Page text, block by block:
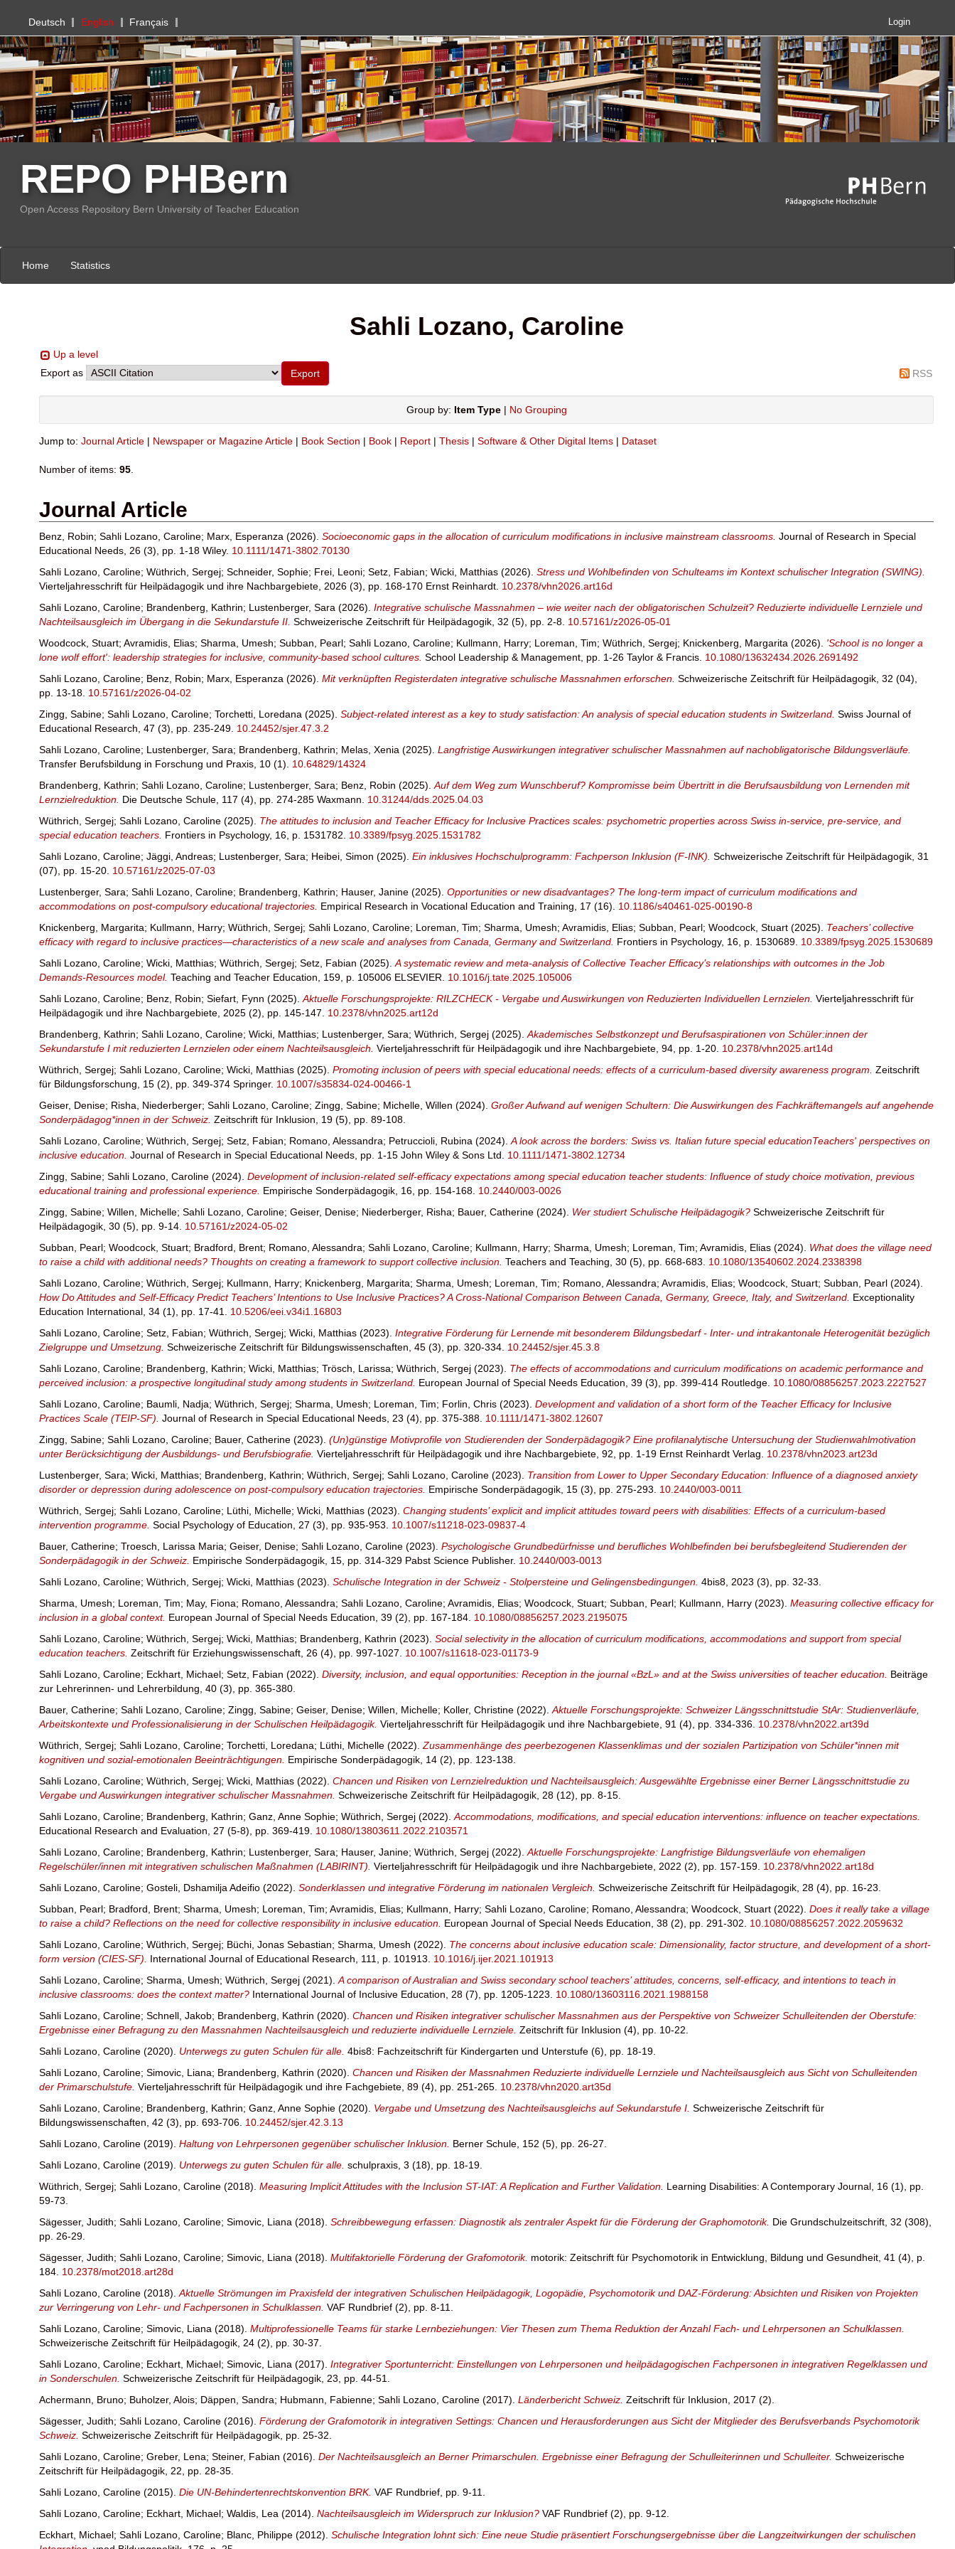
PHBern
Deutsch English Français Login
REPO PHBern
Open Access Repository Bern University of Teacher Education
Home Statistics
Sahli Lozano, Caroline
Up a level
Export as
RSS
Group by: Item Type| No Grouping
Jump to: Journal Article | Newspaper or Magazine Article | Book Section | Book | Report | Thesis | Software & Other Digital Items | Dataset
Number of items: 95.
Journal Article
Benz, Robin; Sahli Lozano, Caroline; Marx, Esperanza (2026). Socioeconomic gaps in the allocation of curriculum modifications in inclusive mainstream classrooms. Journal of Research in Special
Educational Needs, 26 (3), pp. 1-18 Wiley. 10.1111/1471-3802.70130
Sahli Lozano, Caroline; Wüthrich, Sergej; Schneider, Sophie; Frei, Leoni; Setz, Fabian; Wicki, Matthias (2026). Stress und Wohlbefinden von Schulteams im Kontext schulischer Integration (SWING).
Vierteljahresschrift für Heilpädagogik und ihre Nachbargebiete, 2026 (3), pp. 168-170 Ernst Reinhardt. 10.2378/vhn2026.art16d
Sahli Lozano, Caroline; Brandenberg, Kathrin; Lustenberger, Sara (2026). Integrative schulische Massnahmen – wie weiter nach der obligatorischen Schulzeit? Reduzierte individuelle Lernziele und
Nachteilsausgleich im Übergang in die Sekundarstufe II. Schweizerische Zeitschrift für Heilpädagogik, 32 (5), pp. 2-8. 10.57161/z2026-05-01
Woodcock, Stuart; Avramidis, Elias; Sharma, Umesh; Subban, Pearl; Sahli Lozano, Caroline; Kullmann, Harry; Loreman, Tim; Wüthrich, Sergej; Knickenberg, Margarita (2026). 'School is no longer a
lone wolf effort': leadership strategies for inclusive, community-based school cultures. School Leadership & Management, pp. 1-26 Taylor & Francis. 10.1080/13632434.2026.2691492
Sahli Lozano, Caroline; Benz, Robin; Marx, Esperanza (2026). Mit verknüpften Registerdaten integrative schulische Massnahmen erforschen. Schweizerische Zeitschrift für Heilpädagogik, 32 (04),
pp. 13-18. 10.57161/z2026-04-02
Zingg, Sabine; Sahli Lozano, Caroline; Torchetti, Loredana (2025). Subject-related interest as a key to study satisfaction: An analysis of special education students in Switzerland. Swiss Journal of
Educational Research, 47 (3), pp. 235-249. 10.24452/sjer.47.3.2
Sahli Lozano, Caroline; Lustenberger, Sara; Brandenberg, Kathrin; Melas, Xenia (2025). Langfristige Auswirkungen integrativer schulischer Massnahmen auf nachobligatorische Bildungsverläufe.
Transfer Berufsbildung in Forschung und Praxis, 10 (1). 10.64829/14324
Brandenberg, Kathrin; Sahli Lozano, Caroline; Lustenberger, Sara; Benz, Robin (2025).Auf dem Weg zum Wunschberuf? Kompromisse beim Übertritt in die Berufsausbildung von Lernenden mit
Lernzielreduktion. Die Deutsche Schule, 117 (4), pp. 274-285 Waxmann. 10.31244/dds.2025.04.03
Wüthrich, Sergej; Sahli Lozano, Caroline (2025). The attitudes to inclusion and Teacher Efficacy for Inclusive Practices scales: psychometric properties across Swiss in-service, pre-service, and
special education teachers. Frontiers in Psychology, 16, p. 1531782. 10.3389/fpsyg.2025.1531782
Sahli Lozano, Caroline; Jäggi, Andreas; Lustenberger, Sara; Heibei, Simon (2025). Ein inklusives Hochschulprogramm: Fachperson Inklusion (F-INK). Schweizerische Zeitschrift für Heilpädagogik, 31
(07), pp. 15-20. 10.57161/z2025-07-03
Lustenberger, Sara; Sahli Lozano, Caroline; Brandenberg, Kathrin; Hauser, Janine (2025). Opportunities or new disadvantages? The long-term impact of curriculum modifications and
accommodations on post-compulsory educational trajectories. Empirical Research in Vocational Education and Training, 17 (16). 10.1186/s40461-025-00190-8
Knickenberg, Margarita; Kullmann, Harry; Wüthrich, Sergej; Sahli Lozano, Caroline; Loreman, Tim; Sharma, Umesh; Avramidis, Elias; Subban, Pearl; Woodcock, Stuart (2025). Teachers’ collective
efficacy with regard to inclusive practices—characteristics of a new scale and analyses from Canada, Germany and Switzerland. Frontiers in Psychology, 16, p. 1530689. 10.3389/fpsyg.2025.1530689
Sahli Lozano, Caroline; Wicki, Matthias; Wüthrich, Sergej; Setz, Fabian (2025).A systematic review and meta-analysis of Collective Teacher Efficacy’s relationships with outcomes in the Job
Demands-Resources model. Teaching and Teacher Education, 159, p. 105006 ELSEVIER. 10.1016/j.tate.2025.105006
Sahli Lozano, Caroline; Benz, Robin; Siefart, Fynn (2025).Aktuelle Forschungsprojekte: RILZCHECK - Vergabe und Auswirkungen von Reduzierten Individuellen Lernzielen. Vierteljahresschrift für
Heilpädagogik und ihre Nachbargebiete, 2025 (2), pp. 145-147. 10.2378/vhn2025.art12d
Brandenberg, Kathrin; Sahli Lozano, Caroline; Wicki, Matthias; Lustenberger, Sara; Wüthrich, Sergej (2025).Akademisches Selbstkonzept und Berufsaspirationen von Schüler:innen der
Sekundarstufe I mit reduzierten Lernzielen oder einem Nachteilsausgleich. Vierteljahresschrift für Heilpädagogik und ihre Nachbargebiete, 94, pp. 1-20. 10.2378/vhn2025.art14d
Wüthrich, Sergej; Sahli Lozano, Caroline; Wicki, Matthias (2025). Promoting inclusion of peers with special educational needs: effects of a curriculum-based diversity awareness program. Zeitschrift
für Bildungsforschung, 15 (2), pp. 349-374 Springer. 10.1007/s35834-024-00466-1
Geiser, Denise; Risha, Niederberger; Sahli Lozano, Caroline; Zingg, Sabine; Michelle, Willen (2024). Großer Aufwand auf wenigen Schultern: Die Auswirkungen des Fachkräftemangels auf angehende
Sonderpädagog*innen in der Schweiz. Zeitschrift für Inklusion, 19 (5), pp. 89-108.
Sahli Lozano, Caroline; Wüthrich, Sergej; Setz, Fabian; Romano, Alessandra; Petruccioli, Rubina (2024).A look across the borders: Swiss vs. Italian future special educationTeachers' perspectives on
inclusive education. Journal of Research in Special Educational Needs, pp. 1-15 John Wiley & Sons Ltd. 10.1111/1471-3802.12734
Zingg, Sabine; Sahli Lozano, Caroline (2024). Development of inclusion-related self-efficacy expectations among special education teacher students: Influence of study choice motivation, previous
educational training and professional experience. Empirische Sonderpädagogik, 16, pp. 154-168. 10.2440/003-0026
Zingg, Sabine; Willen, Michelle; Sahli Lozano, Caroline; Geiser, Denise; Niederberger, Risha; Bauer, Catherine (2024). Wer studiert Schulische Heilpädagogik? Schweizerische Zeitschrift für
Heilpädagogik, 30 (5), pp. 9-14. 10.57161/z2024-05-02
Subban, Pearl; Woodcock, Stuart; Bradford, Brent; Romano, Alessandra; Sahli Lozano, Caroline; Kullmann, Harry; Sharma, Umesh; Loreman, Tim; Avramidis, Elias (2024). What does the village need
to raise a child with additional needs? Thoughts on creating a framework to support collective inclusion. Teachers and Teaching, 30 (5), pp. 668-683. 10.1080/13540602.2024.2338398
Sahli Lozano, Caroline; Wüthrich, Sergej; Kullmann, Harry; Knickenberg, Margarita; Sharma, Umesh; Loreman, Tim; Romano, Alessandra; Avramidis, Elias; Woodcock, Stuart; Subban, Pearl (2024).
How Do Attitudes and Self-Efficacy Predict Teachers’ Intentions to Use Inclusive Practices? A Cross-National Comparison Between Canada, Germany, Greece, Italy, and Switzerland. Exceptionality
Education International, 34 (1), pp. 17-41. 10.5206/eei.v34i1.16803
Sahli Lozano, Caroline; Setz, Fabian; Wüthrich, Sergej; Wicki, Matthias (2023). Integrative Förderung für Lernende mit besonderem Bildungsbedarf - Inter- und intrakantonale Heterogenität bezüglich
Zielgruppe und Umsetzung. Schweizerische Zeitschrift für Bildungswissenschaften, 45 (3), pp. 320-334. 10.24452/sjer.45.3.8
Sahli Lozano, Caroline; Brandenberg, Kathrin; Wicki, Matthias; Trösch, Larissa; Wüthrich, Sergej (2023). The effects of accommodations and curriculum modifications on academic performance and
perceived inclusion: a prospective longitudinal study among students in Switzerland. European Journal of Special Needs Education, 39 (3), pp. 399-414 Routledge. 10.1080/08856257.2023.2227527
Sahli Lozano, Caroline; Baumli, Nadja; Wüthrich, Sergej; Sharma, Umesh; Loreman, Tim; Forlin, Chris (2023). Development and validation of a short form of the Teacher Efficacy for Inclusive
Practices Scale (TEIP-SF). Journal of Research in Special Educational Needs, 23 (4), pp. 375-388. 10.1111/1471-3802.12607
Zingg, Sabine; Sahli Lozano, Caroline; Bauer, Catherine (2023). (Un)günstige Motivprofile von Studierenden der Sonderpädagogik? Eine profilanalytische Untersuchung der Studienwahlmotivation
unter Berücksichtigung der Ausbildungs- und Berufsbiografie. Vierteljahresschrift für Heilpädagogik und ihre Nachbargebiete, 92, pp. 1-19 Ernst Reinhardt Verlag. 10.2378/vhn2023.art23d
Lustenberger, Sara; Wicki, Matthias; Brandenberg, Kathrin; Wüthrich, Sergej; Sahli Lozano, Caroline (2023). Transition from Lower to Upper Secondary Education: Influence of a diagnosed anxiety
disorder or depression during adolescence on post-compulsory education trajectories. Empirische Sonderpädagogik, 15 (3), pp. 275-293. 10.2440/003-0011
Wüthrich, Sergej; Sahli Lozano, Caroline; Lüthi, Michelle; Wicki, Matthias (2023). Changing students’ explicit and implicit attitudes toward peers with disabilities: Effects of a curriculum-based
intervention programme. Social Psychology of Education, 27 (3), pp. 935-953. 10.1007/s11218-023-09837-4
Bauer, Catherine; Troesch, Larissa Maria; Geiser, Denise; Sahli Lozano, Caroline (2023). Psychologische Grundbedürfnisse und berufliches Wohlbefinden bei berufsbegleitend Studierenden der
Sonderpädagogik in der Schweiz. Empirische Sonderpädagogik, 15, pp. 314-329 Pabst Science Publisher. 10.2440/003-0013
Sahli Lozano, Caroline; Wüthrich, Sergej; Wicki, Matthias (2023). Schulische Integration in der Schweiz - Stolpersteine und Gelingensbedingungen. 4bis8, 2023 (3), pp. 32-33.
Sharma, Umesh; Loreman, Tim; May, Fiona; Romano, Alessandra; Sahli Lozano, Caroline; Avramidis, Elias; Woodcock, Stuart; Subban, Pearl; Kullmann, Harry (2023). Measuring collective efficacy for
inclusion in a global context. European Journal of Special Needs Education, 39 (2), pp. 167-184. 10.1080/08856257.2023.2195075
Sahli Lozano, Caroline; Wüthrich, Sergej; Wicki, Matthias; Brandenberg, Kathrin (2023). Social selectivity in the allocation of curriculum modifications, accommodations and support from special
education teachers. Zeitschrift für Erziehungswissenschaft, 26 (4), pp. 997-1027. 10.1007/s11618-023-01173-9
Sahli Lozano, Caroline; Eckhart, Michael; Setz, Fabian (2022). Diversity, inclusion, and equal opportunities: Reception in the journal «BzL» and at the Swiss universities of teacher education. Beiträge
zur Lehrerinnen- und Lehrerbildung, 40 (3), pp. 365-380.
Bauer, Catherine; Sahli Lozano, Caroline; Zingg, Sabine; Geiser, Denise; Willen, Michelle; Koller, Christine (2022).Aktuelle Forschungsprojekte: Schweizer Längsschnittstudie StAr: Studienverläufe,
Arbeitskontexte und Professionalisierung in der Schulischen Heilpädagogik. Vierteljahresschrift für Heilpädagogik und ihre Nachbargebiete, 91 (4), pp. 334-336. 10.2378/vhn2022.art39d
Wüthrich, Sergej; Sahli Lozano, Caroline; Torchetti, Loredana; Lüthi, Michelle (2022).Zusammenhänge des peerbezogenen Klassenklimas und der sozialen Partizipation von Schüler*innen mit
kognitiven und sozial-emotionalen Beeinträchtigungen. Empirische Sonderpädagogik, 14 (2), pp. 123-138.
Sahli Lozano, Caroline; Wüthrich, Sergej; Wicki, Matthias (2022). Chancen und Risiken von Lernzielreduktion und Nachteilsausgleich: Ausgewählte Ergebnisse einer Berner Längsschnittstudie zu
Vergabe und Auswirkungen integrativer schulischer Massnahmen. Schweizerische Zeitschrift für Heilpädagogik, 28 (12), pp. 8-15.
Sahli Lozano, Caroline; Brandenberg, Kathrin; Ganz, Anne Sophie; Wüthrich, Sergej (2022).Accommodations, modifications, and special education interventions: influence on teacher expectations.
Educational Research and Evaluation, 27 (5-8), pp. 369-419. 10.1080/13803611.2022.2103571
Sahli Lozano, Caroline; Brandenberg, Kathrin; Lustenberger, Sara; Hauser, Janine; Wüthrich, Sergej (2022).Aktuelle Forschungsprojekte: Langfristige Bildungsverläufe von ehemaligen
Regelschüler/innen mit integrativen schulischen Maßnahmen (LABIRINT). Vierteljahresschrift für Heilpädagogik und ihre Nachbargebiete, 2022 (2), pp. 157-159. 10.2378/vhn2022.art18d
Sahli Lozano, Caroline; Gosteli, Dshamilja Adeifio (2022). Sonderklassen und integrative Förderung im nationalen Vergleich. Schweizerische Zeitschrift für Heilpädagogik, 28 (4), pp. 16-23.
Subban, Pearl; Bradford, Brent; Sharma, Umesh; Loreman, Tim; Avramidis, Elias; Kullmann, Harry; Sahli Lozano, Caroline; Romano, Alessandra; Woodcock, Stuart (2022). Does it really take a village
to raise a child? Reflections on the need for collective responsibility in inclusive education. European Journal of Special Needs Education, 38 (2), pp. 291-302. 10.1080/08856257.2022.2059632
Sahli Lozano, Caroline; Wüthrich, Sergej; Büchi, Jonas Sebastian; Sharma, Umesh (2022). The concerns about inclusive education scale: Dimensionality, factor structure, and development of a short-
form version (CIES-SF). International Journal of Educational Research, 111, p. 101913. 10.1016/j.ijer.2021.101913
Sahli Lozano, Caroline; Sharma, Umesh; Wüthrich, Sergej (2021).A comparison of Australian and Swiss secondary school teachers’ attitudes, concerns, self-efficacy, and intentions to teach in
inclusive classrooms: does the context matter? International Journal of Inclusive Education, 28 (7), pp. 1205-1223. 10.1080/13603116.2021.1988158
Sahli Lozano, Caroline; Schnell, Jakob; Brandenberg, Kathrin (2020). Chancen und Risiken integrativer schulischer Massnahmen aus der Perspektive von Schweizer Schulleitenden der Oberstufe:
Ergebnisse einer Befragung zu den Massnahmen Nachteilsausgleich und reduzierte individuelle Lernziele. Zeitschrift für Inklusion (4), pp. 10-22.
Sahli Lozano, Caroline (2020). Unterwegs zu guten Schulen für alle. 4bis8: Fachzeitschrift für Kindergarten und Unterstufe (6), pp. 18-19.
Sahli Lozano, Caroline; Simovic, Liana; Brandenberg, Kathrin (2020). Chancen und Risiken der Massnahmen Reduzierte individuelle Lernziele und Nachteilsausgleich aus Sicht von Schulleitenden
der Primarschulstufe. Vierteljahresschrift für Heilpädagogik und ihre Fachgebiete, 89 (4), pp. 251-265. 10.2378/vhn2020.art35d
Sahli Lozano, Caroline; Brandenberg, Kathrin; Ganz, Anne Sophie (2020). Vergabe und Umsetzung des Nachteilsausgleichs auf Sekundarstufe I. Schweizerische Zeitschrift für
Bildungswissenschaften, 42 (3), pp. 693-706. 10.24452/sjer.42.3.13
Sahli Lozano, Caroline (2019). Haltung von Lehrpersonen gegenüber schulischer Inklusion. Berner Schule, 152 (5), pp. 26-27.
Sahli Lozano, Caroline (2019). Unterwegs zu guten Schulen für alle. schulpraxis, 3 (18), pp. 18-19.
Wüthrich, Sergej; Sahli Lozano, Caroline (2018). Measuring Implicit Attitudes with the Inclusion ST-IAT: A Replication and Further Validation. Learning Disabilities: A Contemporary Journal, 16 (1), pp.
59-73.
Sägesser, Judith; Sahli Lozano, Caroline; Simovic, Liana (2018). Schreibbewegung erfassen: Diagnostik als zentraler Aspekt für die Förderung der Graphomotorik. Die Grundschulzeitschrift, 32 (308),
pp. 26-29.
Sägesser, Judith; Sahli Lozano, Caroline; Simovic, Liana (2018). Multifaktorielle Förderung der Grafomotorik. motorik: Zeitschrift für Psychomotorik in Entwicklung, Bildung und Gesundheit, 41 (4), p.
184. 10.2378/mot2018.art28d
Sahli Lozano, Caroline (2018).Aktuelle Strömungen im Praxisfeld der integrativen Schulischen Heilpädagogik, Logopädie, Psychomotorik und DAZ-Förderung: Absichten und Risiken von Projekten
zur Verringerung von Lehr- und Fachpersonen in Schulklassen. VAF Rundbrief (2), pp. 8-11.
Sahli Lozano, Caroline; Simovic, Liana (2018). Multiprofessionelle Teams für starke Lernbeziehungen: Vier Thesen zum Thema Reduktion der Anzahl Fach- und Lehrpersonen an Schulklassen.
Schweizerische Zeitschrift für Heilpädagogik, 24 (2), pp. 30-37.
Sahli Lozano, Caroline; Eckhart, Michael; Simovic, Liana (2017). Integrativer Sportunterricht: Einstellungen von Lehrpersonen und heilpädagogischen Fachpersonen in integrativen Regelklassen und
in Sonderschulen. Schweizerische Zeitschrift für Heilpädagogik, 23, pp. 44-51.
Achermann, Bruno; Buholzer, Alois; Däppen, Sandra; Hubmann, Fabienne; Sahli Lozano, Caroline (2017). Länderbericht Schweiz. Zeitschrift für Inklusion, 2017 (2).
Sägesser, Judith; Sahli Lozano, Caroline (2016). Förderung der Grafomotorik in integrativen Settings: Chancen und Herausforderungen aus Sicht der Mitglieder des Berufsverbands Psychomotorik
Schweiz. Schweizerische Zeitschrift für Heilpädagogik, pp. 25-32.
Sahli Lozano, Caroline; Greber, Lena; Steiner, Fabian (2016). Der Nachteilsausgleich an Berner Primarschulen. Ergebnisse einer Befragung der Schulleiterinnen und Schulleiter. Schweizerische
Zeitschrift für Heilpädagogik, 22, pp. 28-35.
Sahli Lozano, Caroline (2015). Die UN-Behindertenrechtskonvention BRK. VAF Rundbrief, pp. 9-11.
Sahli Lozano, Caroline; Eckhart, Michael; Waldis, Lea (2014). Nachteilsausgleich im Widerspruch zur Inklusion? VAF Rundbrief (2), pp. 9-12.
Eckhart, Michael; Sahli Lozano, Caroline; Blanc, Philippe (2012). Schulische Integration lohnt sich: Eine neue Studie präsentiert Forschungsergebnisse über die Langzeitwirkungen der schulischen